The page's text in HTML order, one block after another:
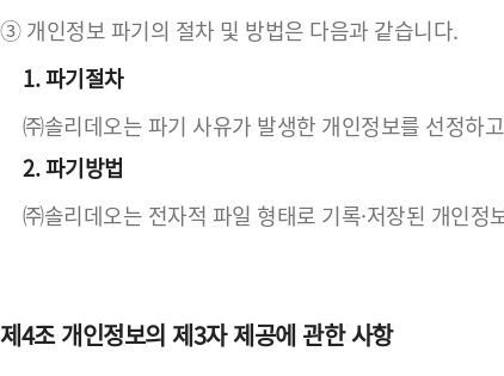
③ 개인정보 파기의 절차 및 방법은 다음과 같습니다.
1. 파기절차
㈜솔리데오는 파기 사유가 발생한 개인정보를 선정하
2. 파기방법
㈜솔리데오는 전자적 파일 형태로 기록·저장된 개인
제4조 개인정보의 제3자 제공에 관한 사항